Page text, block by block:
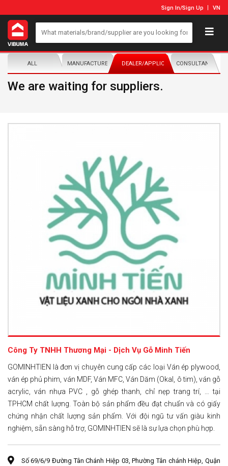
Sign In/Sign Up VN
ALL MANUFACTURER/DISTRIBUTORDEALER/APPLICATORCONSULTANTS
We are waiting for suppliers.
Công Ty TNHH Thương Mại - Dịch Vụ Gỗ Minh Tiến
GOMINHTIEN là đơn vị chuyên cung cấp các loại Ván ép plywood,
ván ép phủ phim, ván MDF, Ván MFC, Ván Dăm (Okal, ô tim), ván gỗ
acrylic, ván nhựa PVC , gỗ ghép thanh, chỉ nẹp trang trí, … tại
TPHCM chất lượng. Toàn bộ sản phẩm đều đạt chuẩn và có giấy
chứng nhận chất lượng sản phẩm. Với đội ngũ tư vấn giàu kinh
nghiệm, sẵn sàng hỗ trợ, GOMINHTIEN sẽ là sự lựa chọn phù hợp.
Số 69/6/9 Đường Tân Chánh Hiệp 03, Phường Tân chánh Hiệp, Quận